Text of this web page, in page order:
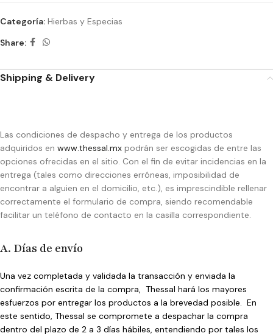
Categoría: Hierbas y Especias
Share:
Shipping & Delivery
Las condiciones de despacho y entrega de los productos
adquiridos en www.thessal.mx podrán ser escogidas de entre las
opciones ofrecidas en el sitio. Con el fin de evitar incidencias en la
entrega (tales como direcciones erróneas, imposibilidad de
encontrar a alguien en el domicilio, etc.), es imprescindible rellenar
correctamente el formulario de compra, siendo recomendable
facilitar un teléfono de contacto en la casilla correspondiente.
A. Días de envío
Una vez completada y validada la transacción y enviada la
confirmación escrita de la compra, Thessal hará los mayores
esfuerzos por entregar los productos a la brevedad posible. En
este sentido, Thessal se compromete a despachar la compra
dentro del plazo de 2 a 3 días hábiles, entendiendo por tales los